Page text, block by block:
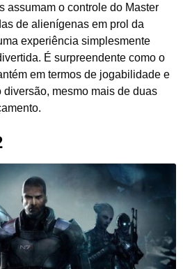
assumam o controle do Master
de alienígenas em prol da
experiência simplesmente
É surpreendente como o
em termos de jogabilidade e
mesmo mais de duas